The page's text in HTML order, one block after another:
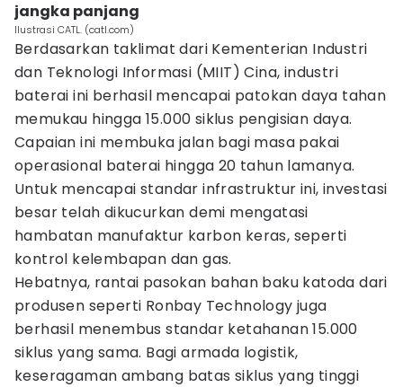
jangka panjang
Ilustrasi CATL. (catl.com)
Berdasarkan taklimat dari Kementerian Industri
dan Teknologi Informasi (MIIT) Cina, industri
baterai ini berhasil mencapai patokan daya tahan
memukau hingga 15.000 siklus pengisian daya.
Capaian ini membuka jalan bagi masa pakai
operasional baterai hingga 20 tahun lamanya.
Untuk mencapai standar infrastruktur ini, investasi
besar telah dikucurkan demi mengatasi
hambatan manufaktur karbon keras, seperti
kontrol kelembapan dan gas.
Hebatnya, rantai pasokan bahan baku katoda dari
produsen seperti Ronbay Technology juga
berhasil menembus standar ketahanan 15.000
siklus yang sama. Bagi armada logistik,
keseragaman ambang batas siklus yang tinggi